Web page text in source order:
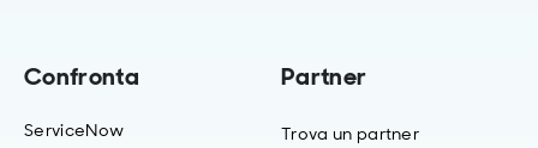
Confronta
ServiceNow
Partner
Trova un partner